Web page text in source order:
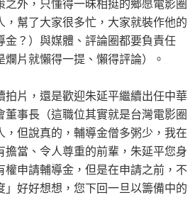
，幫了大家很多忙，大家就裝作他的
金？）與媒體、評論圈都要負責任
爛片就懶得一提、懶得評論）。
拍片，還是歡迎朱延平繼續出任中華
董事長（這職位其實就是台灣電影圈
，但說真的，輔導金僧多粥少，我在
擔當、令人尊重的前輩，朱延平您身
申請輔導金，但是在申請之前，不
好好想想，您下回一旦以籌備中的